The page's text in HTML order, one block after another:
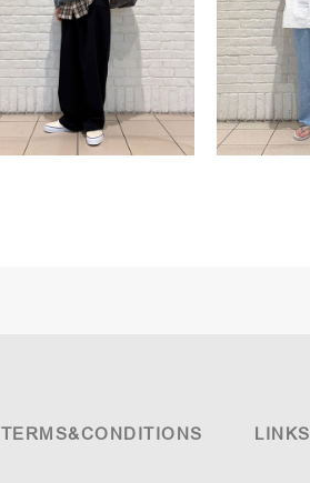
TERMS&CONDITIONS LINKS